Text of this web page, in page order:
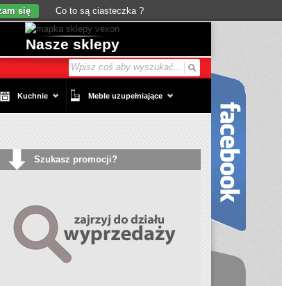
Nasze sklepy
Kuchnie Meble uzupełniające
Szukasz promocji?
się Co to są ciasteczka ?